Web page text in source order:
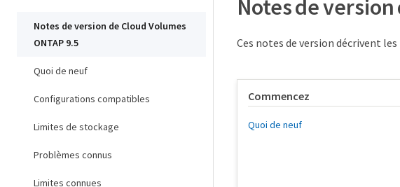
Notes de version de Cloud Volumes
ONTAP 9.5
Quoi de neuf
Configurations compatibles
Limites de stockage
Problèmes connus
Limites connues
Notes de version
Ces notes de version décrivent
Commencez
Quoi de neuf